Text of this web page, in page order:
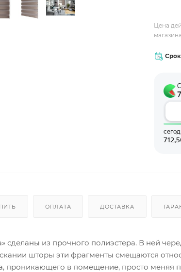
Цена
Срок
ОПЛАТА ДОСТАВКА
сделаны из прочного полиэстера. В ней
шторы эти фрагменты смещаются
проникающего в помещение, просто меняя